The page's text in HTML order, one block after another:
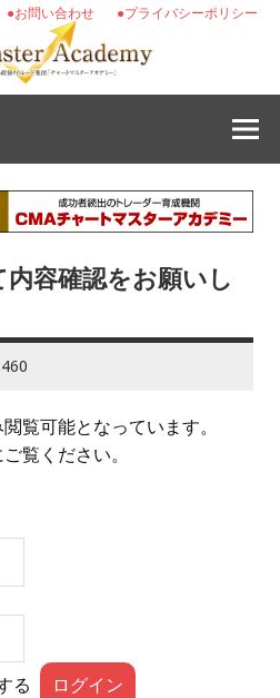
●プライバシーポリシー
●お問い合わせ
容確認をお願いし
覧可能となっています。
覧ください。
る